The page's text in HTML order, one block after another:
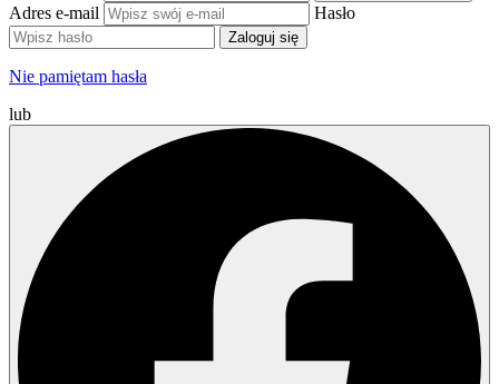
Adres e-mail Hasło
Zaloguj się
Nie pamiętam hasła
lub